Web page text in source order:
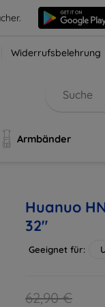
Widerrufsbelehrung
Armbänder
Huanuo
32"
Geeignet für:
62,90 €